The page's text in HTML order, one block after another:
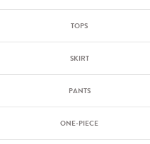
TOPS
SKIRT
PANTS
ONE-PIECE